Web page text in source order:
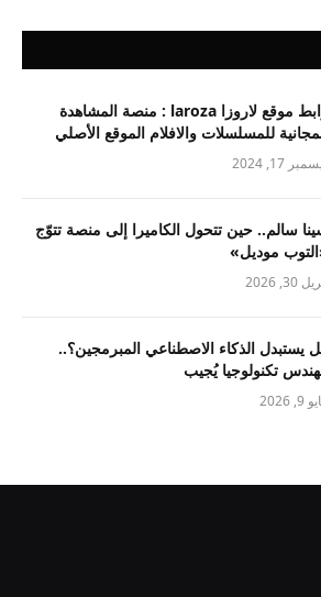
رابط موقع لاروزا laroza : منصة المشاهدة
للمسلسلات والافلام الموقع الأصلي
17, 2024
سالم.. حين تتحول الكاميرا إلى منصة تتوّج
موديل»
30, 2026
يستبدل الذكاء الاصطناعي المبرمجين؟..
تكنولوجيا يُجيب
2026